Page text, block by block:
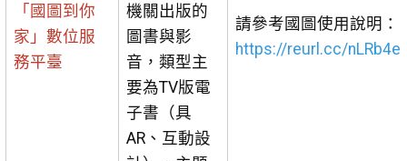
「國圖到你
家」數位服
務平臺
機關出版的
圖書與影
音，類型主
要為TV版電
子書（具
AR、互動設
請參考國圖使用說明：
https://reurl.cc/nLRb4e